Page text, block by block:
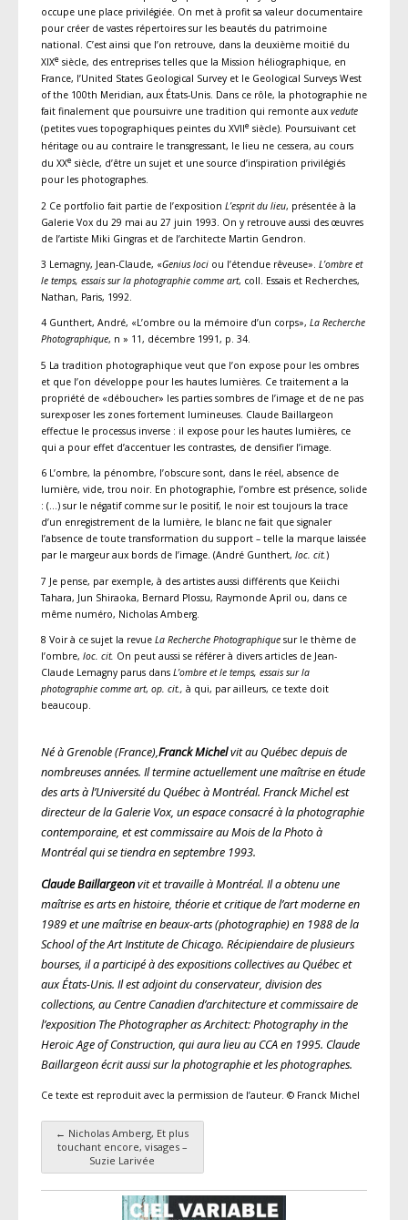
occupe une place privilégiée. On met à profit sa valeur documentaire
pour créer de vastes répertoires sur les beautés du patrimoine
national. C’est ainsi que l’on retrouve, dans la deuxième moitié du
XIXesiècle, des entreprises telles que la Mission héliographique, en
France, l’United States Geological Survey et le Geological Surveys West
of the 100th Meridian, aux États-Unis. Dans ce rôle, la photographie ne
fait finalement que poursuivre une tradition qui remonte aux vedute
(petites vues topographiques peintes du XVIIesiècle). Poursuivant cet
héritage ou au contraire le transgressant, le lieu ne cessera, au cours
du XXesiècle, d’être un sujet et une source d’inspiration privilégiés
pour les photographes.
2 Ce portfolio fait partie de l’exposition L’esprit du lieu, présentée à la
Galerie Vox du 29 mai au 27 juin 1993. On y retrouve aussi des œuvres
de l’artiste Miki Gingras et de l’architecte Martin Gendron.
3 Lemagny, Jean-Claude, «Genius lociou l’étendue rêveuse». L’ombre et
le temps, essais sur la photographie comme art, coll. Essais et Recherches,
Nathan, Paris, 1992.
4 Gunthert, André, «L’ombre ou la mémoire d’un corps», La Recherche
Photographique, n » 11, décembre 1991, p. 34.
5 La tradition photographique veut que l’on expose pour les ombres
et que l’on développe pour les hautes lumières. Ce traitement a la
propriété de «déboucher» les parties sombres de l’image et de ne pas
surexposer les zones fortement lumineuses. Claude Baillargeon
effectue le processus inverse : il expose pour les hautes lumières, ce
qui a pour effet d’accentuer les contrastes, de densifier l’image.
6 L’ombre, la pénombre, l’obscure sont, dans le réel, absence de
lumière, vide, trou noir. En photographie, l’ombre est présence, solide
: (…) sur le négatif comme sur le positif, le noir est toujours la trace
d’un enregistrement de la lumière, le blanc ne fait que signaler
l’absence de toute transformation du support – telle la marque laissée
par le margeur aux bords de l’image. (André Gunthert, loc. cit.)
7 Je pense, par exemple, à des artistes aussi différents que Keiichi
Tahara, Jun Shiraoka, Bernard Plossu, Raymonde April ou, dans ce
même numéro, Nicholas Amberg.
8 Voir à ce sujet la revue La Recherche Photographiquesur le thème de
l’ombre, loc. cit. On peut aussi se référer à divers articles de Jean-
Claude Lemagny parus dans L’ombre et le temps, essais sur la
photographie comme art, op. cit., à qui, par ailleurs, ce texte doit
beaucoup.
Né à Grenoble (France),Franck Michelvit au Québec depuis de
nombreuses années. Il termine actuellement une maîtrise en étude
des arts à l’Université du Québec à Montréal. Franck Michel est
directeur de la Galerie Vox, un espace consacré à la photographie
contemporaine, et est commissaire au Mois de la Photo à
Montréal qui se tiendra en septembre 1993.
Claude Baillargeonvit et travaille à Montréal. Il a obtenu une
maîtrise es arts en histoire, théorie et critique de l’art moderne en
1989 et une maîtrise en beaux-arts (photographie) en 1988 de la
School of the Art Institute de Chicago. Récipiendaire de plusieurs
bourses, il a participé à des expositions collectives au Québec et
aux États-Unis. Il est adjoint du conservateur, division des
collections, au Centre Canadien d’architecture et commissaire de
l’exposition The Photographer as Architect: Photography in the
Heroic Age of Construction, qui aura lieu au CCA en 1995. Claude
Baillargeon écrit aussi sur la photographie et les photographes.
Ce texte est reproduit avec la permission de l’auteur. © Franck Michel
Navigation des articles
← Nicholas Amberg, Et plus
touchant encore, visages –
Suzie Larivée